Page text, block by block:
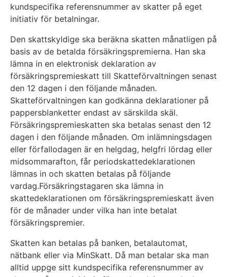
kundspecifika referensnummer av skatter på eget
initiativ för betalningar.
Den skattskyldige ska beräkna skatten månatligen på
basis av de betalda försäkringspremierna. Han ska
lämna in en elektronisk deklaration av
försäkringspremieskatt till Skatteförvaltningen senast
den 12 dagen i den följande månaden.
Skatteförvaltningen kan godkänna deklarationer på
pappersblanketter endast av särskilda skäl.
Försäkringspremieskatten ska betalas senast den 12
dagen i den följande månaden. Om inlämningsdagen
eller förfallodagen är en helgdag, helgfri lördag eller
midsommarafton, får periodskattedeklarationen
lämnas in och skatten betalas på följande
vardag.Försäkringstagaren ska lämna in
skattedeklarationen om försäkringspremieskatt även
för de månader under vilka han inte betalat
försäkringspremier.
Skatten kan betalas på banken, betalautomat,
nätbank eller via MinSkatt. Då man betalar ska man
alltid uppge sitt kundspecifika referensnummer av